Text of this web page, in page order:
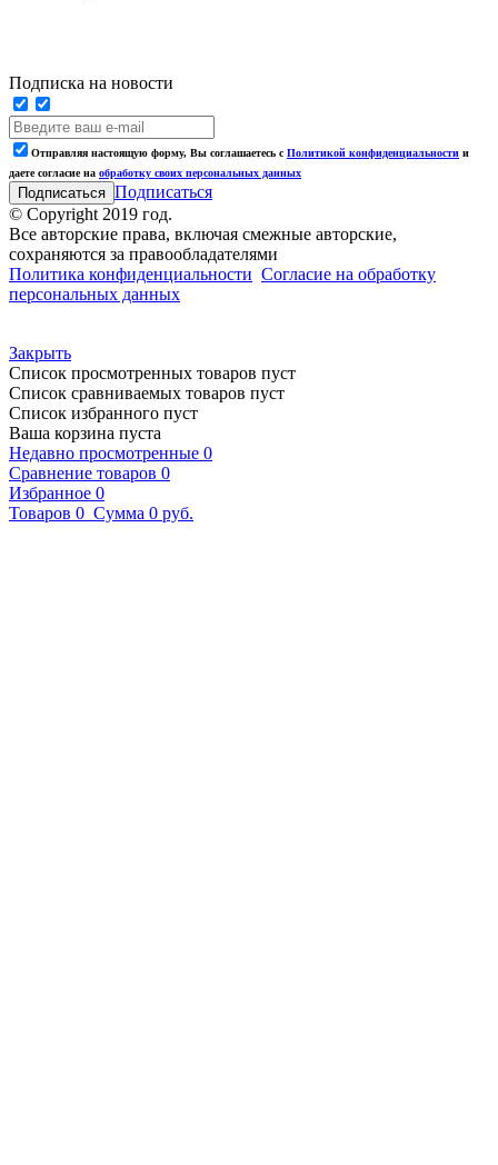
Подписка на новости
Отправляя настоящую форму, Вы соглашаетесь с Политикой конфиденциальности и
даете согласие на обработку своих персональных данных
Подписаться
© Copyright 2019 год.
Все авторские права, включая смежные авторские,
сохраняются за правообладателями
Политика конфиденциальности Согласие на обработку
персональных данных
Закрыть
Список просмотренных товаров пуст
Список сравниваемых товаров пуст
Список избранного пуст
Ваша корзина пуста
Недавно просмотренные 0
Сравнение товаров 0
Избранное 0
Товаров 0 Сумма 0 руб.